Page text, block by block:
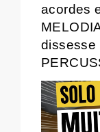
acordes
dissesse